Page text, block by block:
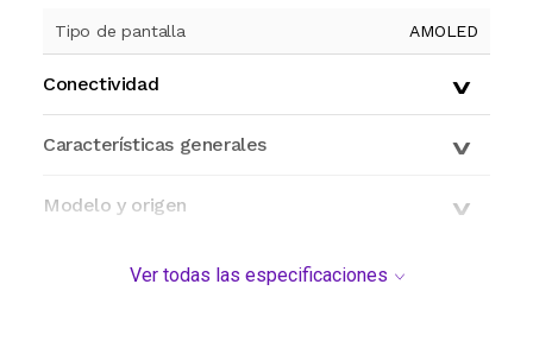
Tipo de pantalla AMOLED
Conectividad
Características generales
Modelo y origen
Ver todas las especificaciones